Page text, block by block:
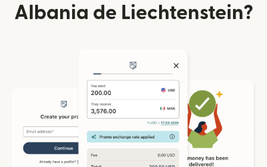
Albania de Liechtenstein?